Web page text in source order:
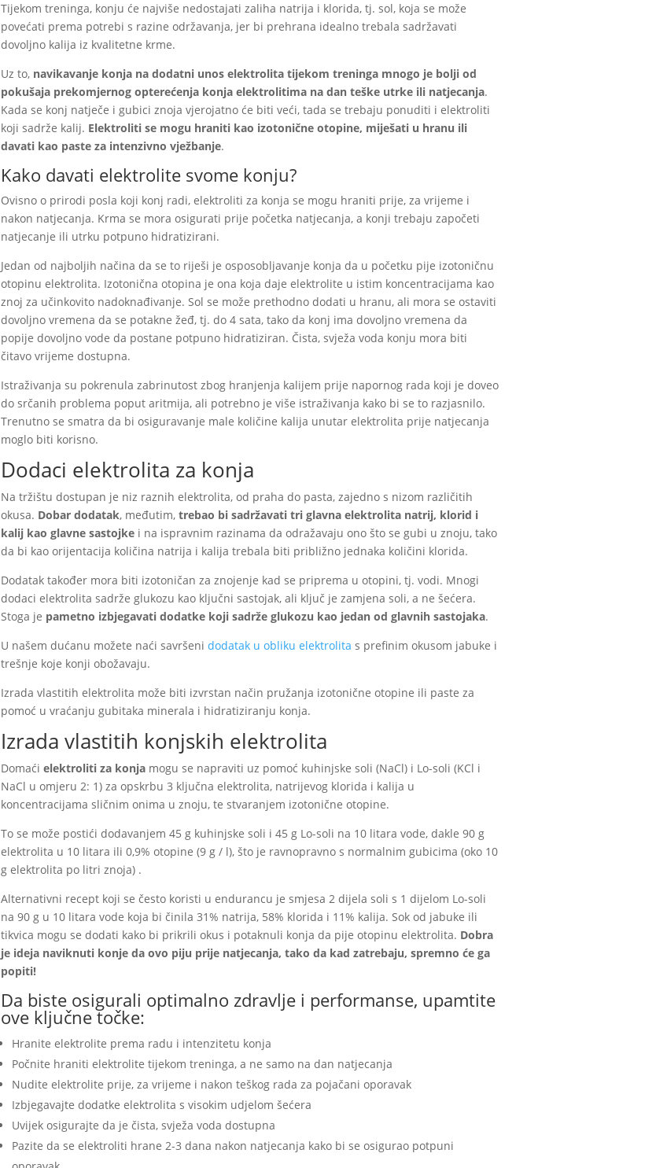
Tijekom treninga, konju će najviše nedostajati zaliha natrija i klorida, tj. sol, koja se može
povećati prema potrebi s razine održavanja, jer bi prehrana idealno trebala sadržavati
dovoljno kalija iz kvalitetne krme.
Uz to, navikavanje konja na dodatni unos elektrolita tijekom treninga mnogo je bolji od
pokušaja prekomjernog opterećenja konja elektrolitima na dan teške utrke ili natjecanja.
Kada se konj natječe i gubici znoja vjerojatno će biti veći, tada se trebaju ponuditi i elektroliti
koji sadrže kalij. Elektroliti se mogu hraniti kao izotonične otopine, miješati u hranu ili
davati kao paste za intenzivno vježbanje.
Kako davati elektrolite svome konju?
Ovisno o prirodi posla koji konj radi, elektroliti za konja se mogu hraniti prije, za vrijeme i
nakon natjecanja. Krma se mora osigurati prije početka natjecanja, a konji trebaju započeti
natjecanje ili utrku potpuno hidratizirani.
Jedan od najboljih načina da se to riješi je osposobljavanje konja da u početku pije izotoničnu
otopinu elektrolita. Izotonična otopina je ona koja daje elektrolite u istim koncentracijama kao
znoj za učinkovito nadoknađivanje. Sol se može prethodno dodati u hranu, ali mora se ostaviti
dovoljno vremena da se potakne žeđ, tj. do 4 sata, tako da konj ima dovoljno vremena da
popije dovoljno vode da postane potpuno hidratiziran. Čista, svježa voda konju mora biti
čitavo vrijeme dostupna.
Istraživanja su pokrenula zabrinutost zbog hranjenja kalijem prije napornog rada koji je doveo
do srčanih problema poput aritmija, ali potrebno je više istraživanja kako bi se to razjasnilo.
Trenutno se smatra da bi osiguravanje male količine kalija unutar elektrolita prije natjecanja
moglo biti korisno.
Dodaci elektrolita za konja
Na tržištu dostupan je niz raznih elektrolita, od praha do pasta, zajedno s nizom različitih
okusa. Dobar dodatak, međutim,trebao bi sadržavati tri glavna elektrolita natrij, klorid i
kalij kao glavne sastojke i na ispravnim razinama da odražavaju ono što se gubi u znoju, tako
da bi kao orijentacija količina natrija i kalija trebala biti približno jednaka količini klorida.
Dodatak također mora biti izotoničan za znojenje kad se priprema u otopini, tj. vodi. Mnogi
dodaci elektrolita sadrže glukozu kao ključni sastojak, ali ključ je zamjena soli, a ne šećera.
Stoga je pametno izbjegavati dodatke koji sadrže glukozu kao jedan od glavnih sastojaka.
U našem dućanu možete naći savršenidodatak u obliku elektrolita s prefinim okusom jabuke i
trešnje koje konji obožavaju.
Izrada vlastitih elektrolita može biti izvrstan način pružanja izotonične otopine ili paste za
pomoć u vraćanju gubitaka minerala i hidratiziranju konja.
Izrada vlastitih konjskih elektrolita
Domaći elektroliti za konja mogu se napraviti uz pomoć kuhinjske soli (NaCl) i Lo-soli (KCl i
NaCl u omjeru 2: 1) za opskrbu 3 ključna elektrolita, natrijevog klorida i kalija u
koncentracijama sličnim onima u znoju, te stvaranjem izotonične otopine.
To se može postići dodavanjem 45 g kuhinjske soli i 45 g Lo-soli na 10 litara vode, dakle 90 g
elektrolita u 10 litara ili 0,9% otopine (9 g / l), što je ravnopravno s normalnim gubicima (oko 10
g elektrolita po litri znoja) .
Alternativni recept koji se često koristi u endurancu je smjesa 2 dijela soli s 1 dijelom Lo-soli
na 90 g u 10 litara vode koja bi činila 31% natrija, 58% klorida i 11% kalija. Sok od jabuke ili
tikvica mogu se dodati kako bi prikrili okus i potaknuli konja da pije otopinu elektrolita. Dobra
je ideja naviknuti konje da ovo piju prije natjecanja, tako da kad zatrebaju, spremno će ga
popiti!
Da biste osigurali optimalno zdravlje i performanse, upamtite
ove ključne točke:
Hranite elektrolite prema radu i intenzitetu konja
Počnite hraniti elektrolite tijekom treninga, a ne samo na dan natjecanja
Nudite elektrolite prije, za vrijeme i nakon teškog rada za pojačani oporavak
Izbjegavajte dodatke elektrolita s visokim udjelom šećera
Uvijek osigurajte da je čista, svježa voda dostupna
Pazite da se elektroliti hrane 2-3 dana nakon natjecanja kako bi se osigurao potpuni